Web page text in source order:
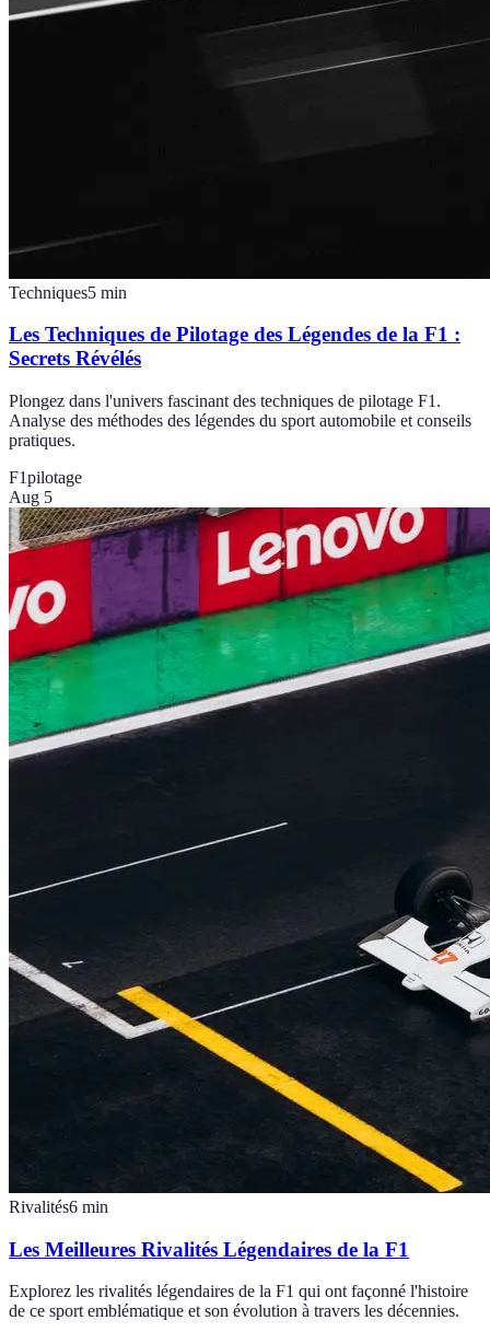
Techniques5 min
Les Techniques de Pilotage des Légendes de la F1 :
Secrets Révélés
Plongez dans l'univers fascinant des techniques de pilotage F1.
Analyse des méthodes des légendes du sport automobile et conseils
pratiques.
F1pilotage
Aug 5
Rivalités6 min
Les Meilleures Rivalités Légendaires de la F1
Explorez les rivalités légendaires de la F1 qui ont façonné l'histoire
de ce sport emblématique et son évolution à travers les décennies.